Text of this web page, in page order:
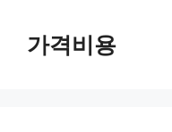
가격비용